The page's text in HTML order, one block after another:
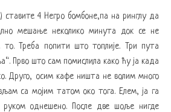
ставите 4 Негро бомбоне,па на ринглу да
мешање неколико минута док се не
то. Треба попити што топлије. Три пута
Прво што сам помислила како ћу ја када
Друго, осим кафе ништа не волим много
са мојим татом око тога. Елем, ја га
руком однешено. После две шоље нигде